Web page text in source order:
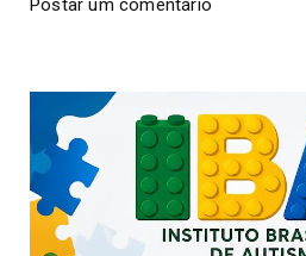
Postar um comentário